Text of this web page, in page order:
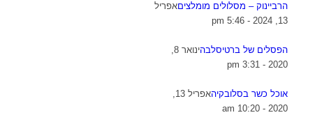
הרביינוק – מסלולים מומלציםאפריל
13, 2024 - 5:46 pm
הפסלים של ברטיסלבה
ינואר 8,
2020 - 3:31 pm
אוכל כשר בסלובקיה
אפריל 13,
2020 - 10:20 am